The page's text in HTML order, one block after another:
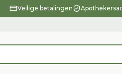
Veilige betalingen